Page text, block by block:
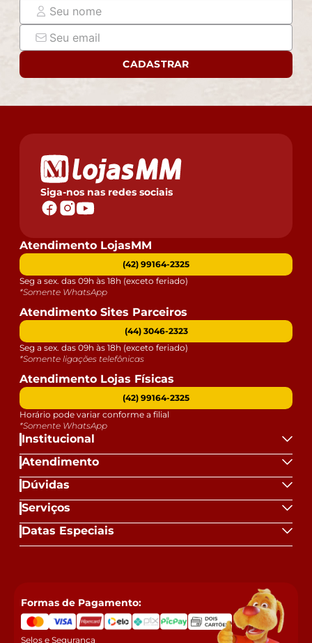
CADASTRAR
Siga-nos nas redes sociais
Institucional
Atendimento
Dúvidas
Serviços
Datas Especiais
Atendimento LojasMM
(42) 99164-2325
Seg a sex. das 09h às 18h (exceto feriado)
*Somente WhatsApp
Atendimento Sites Parceiros
(44) 3046-2323
Seg a sex. das 09h às 18h (exceto feriado)
*Somente ligações telefônicas
Atendimento Lojas Físicas
(42) 99164-2325
Horário pode variar conforme a filial
*Somente WhatsApp
Formas de Pagamento:
Selos e Segurança